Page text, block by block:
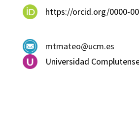
https://orcid.org/0000-
mtmateo@ucm.es
Universidad